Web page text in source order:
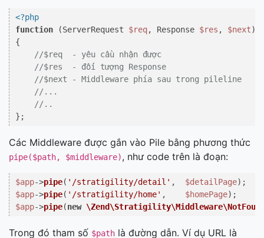
<?php
function (ServerRequest $req, Response $res , $next
{
//$req  - yêu cầu nhận được
//$res  - đối tượng Response
//$next - Middleware phía sau trong pileline
//...
//..
Các Middleware được gắn vào Pile bằng phương thức
pipe($path, $middleware), như code trên là đoạn:
$app->pipe( '/stratigility/detail' , $detailPage
$app->pipe( '/stratigility/home' , $homePage
$app->pipe(new
Trong đó tham số $path là đường dẫn. Ví dụ URL là